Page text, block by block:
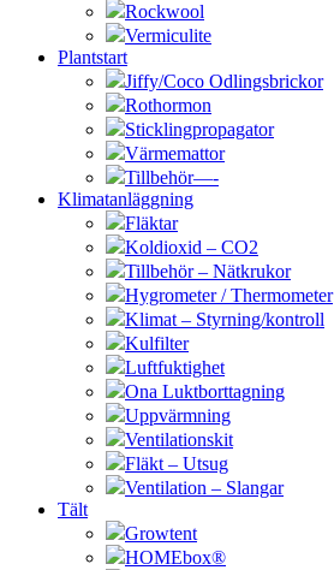
Rockwool
Vermiculite
Plantstart
Jiffy/Coco Odlingsbrickor
Rothormon
Sticklingpropagator
Värmemattor
Tillbehör—-
Klimatanläggning
Fläktar
Koldioxid – CO2
Tillbehör – Nätkrukor
Hygrometer / Thermometer
Klimat – Styrning/kontroll
Kulfilter
Luftfuktighet
Ona Luktborttagning
Uppvärmning
Ventilationskit
Fläkt – Utsug
Ventilation – Slangar
Tält
Growtent
HOMEbox®